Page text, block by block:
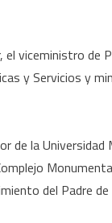
viceministro de
y Servicios y
de la
del Padre